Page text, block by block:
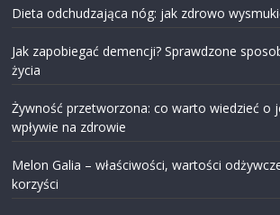
Dieta odchudzająca nóg: jak zdrowo
Jak zapobiegać demencji? Sprawdzone
życia
Żywność przetworzona: co warto wiedzieć o
wpływie na zdrowie
Melon Galia – właściwości, wartości
korzyści